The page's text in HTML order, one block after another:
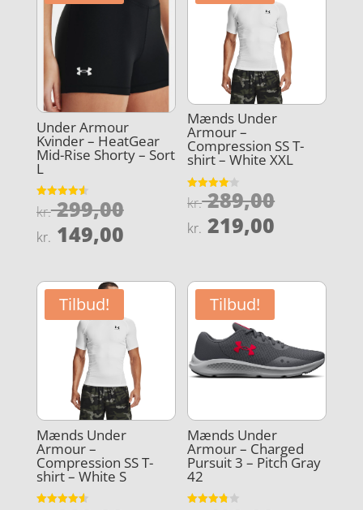
Under Armour
Kvinder – HeatGear
Mid-Rise Shorty – Sort
L
Vurderet
4.6
kr.299,00Den
oprindelige
kr. 299,00.
kr. 149,00Den
pris
er:
kr. 149,00.
Mænds Under
Armour –
Compression SS T-
shirt – White XXL
Vurderet
4.1
kr.289,00Den
kr.
kr. 219,00
er:
Tilbud!
Mænds Under
Armour –
Compression SS T-
shirt – White S
Tilbud!
Mænds Under
Armour – Charged
Pursuit 3 – Pitch Gray
42